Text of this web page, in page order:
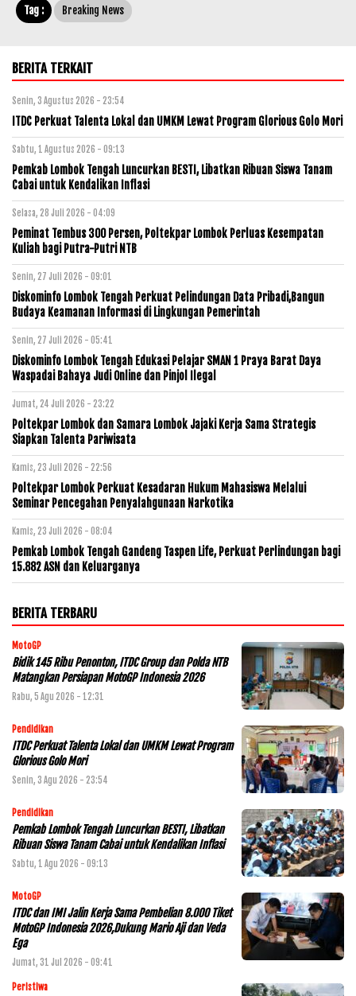
Tag : Breaking News
BERITA TERKAIT
Senin, 3 Agustus 2026 - 23:54
ITDC Perkuat Talenta Lokal dan UMKM Lewat Program Glorious Golo Mori
Sabtu, 1 Agustus 2026 - 09:13
Pemkab Lombok Tengah Luncurkan BESTI, Libatkan Ribuan Siswa Tanam
Cabai untuk Kendalikan Inflasi
Selasa, 28 Juli 2026 - 04:09
Peminat Tembus 300 Persen, Poltekpar Lombok Perluas Kesempatan
Kuliah bagi Putra-Putri NTB
Senin, 27 Juli 2026 - 09:01
Diskominfo Lombok Tengah Perkuat Pelindungan Data Pribadi,Bangun
Budaya Keamanan Informasi di Lingkungan Pemerintah
Senin, 27 Juli 2026 - 05:41
Diskominfo Lombok Tengah Edukasi Pelajar SMAN 1 Praya Barat Daya
Waspadai Bahaya Judi Online dan Pinjol Ilegal
Jumat, 24 Juli 2026 - 23:22
Poltekpar Lombok dan Samara Lombok Jajaki Kerja Sama Strategis
Siapkan Talenta Pariwisata
Kamis, 23 Juli 2026 - 22:56
Poltekpar Lombok Perkuat Kesadaran Hukum Mahasiswa Melalui
Seminar Pencegahan Penyalahgunaan Narkotika
Kamis, 23 Juli 2026 - 08:04
Pemkab Lombok Tengah Gandeng Taspen Life, Perkuat Perlindungan bagi
15.882 ASN dan Keluarganya
BERITA TERBARU
MotoGP
Bidik 145 Ribu Penonton, ITDC Group dan Polda NTB
Matangkan Persiapan MotoGP Indonesia 2026
Rabu, 5 Agu 2026 - 12:31
Pendidikan
ITDC Perkuat Talenta Lokal dan UMKM Lewat Program
Glorious Golo Mori
Senin, 3 Agu 2026 - 23:54
Pendidikan
Pemkab Lombok Tengah Luncurkan BESTI, Libatkan
Ribuan Siswa Tanam Cabai untuk Kendalikan Inflasi
Sabtu, 1 Agu 2026 - 09:13
MotoGP
ITDC dan IMI Jalin Kerja Sama Pembelian 8.000 Tiket
MotoGP Indonesia 2026,Dukung Mario Aji dan Veda
Ega
Jumat, 31 Jul 2026 - 09:41
Peristiwa